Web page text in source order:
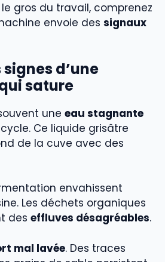
gros du travail, comprenez
envoie des signaux
d’une
sature
une eau stagnante
Ce liquide grisâtre
de la cuve avec des
envahissent
Les déchets organiques
des effluves désagréables.
mal lavée. Des traces